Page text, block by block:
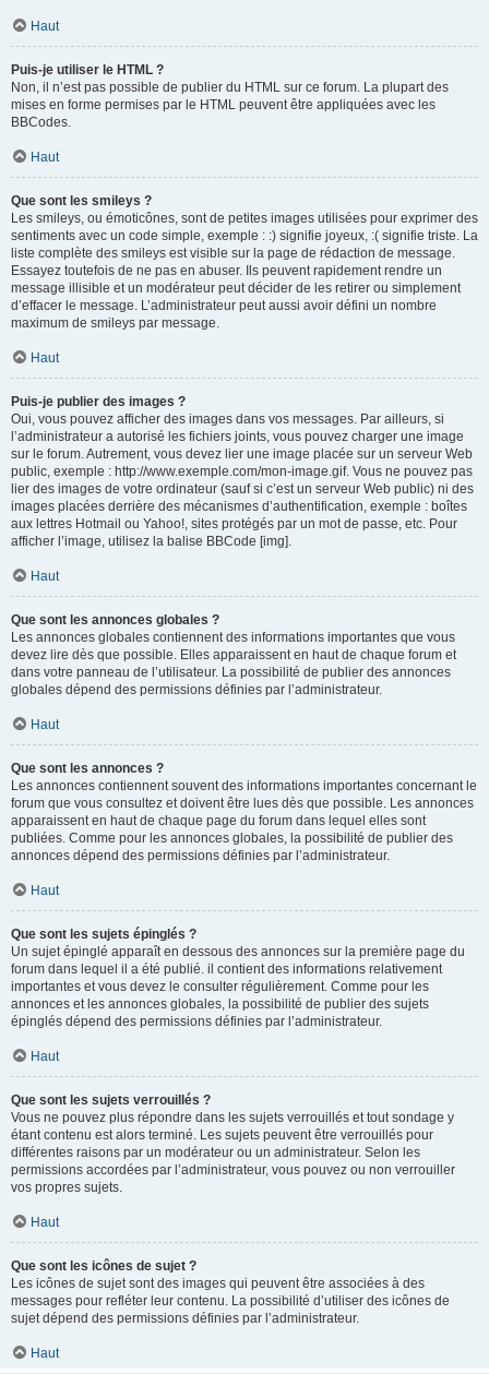
Haut
Puis-je utiliser le HTML ?
Non, il n’est pas possible de publier du HTML sur ce forum. La plupart des
mises en forme permises par le HTML peuvent être appliquées avec les
BBCodes.
Haut
Que sont les smileys ?
Les smileys, ou émoticônes, sont de petites images utilisées pour exprimer des
sentiments avec un code simple, exemple : :) signifie joyeux, :( signifie triste. La
liste complète des smileys est visible sur la page de rédaction de message.
Essayez toutefois de ne pas en abuser. Ils peuvent rapidement rendre un
message illisible et un modérateur peut décider de les retirer ou simplement
d’effacer le message. L’administrateur peut aussi avoir défini un nombre
maximum de smileys par message.
Haut
Puis-je publier des images ?
Oui, vous pouvez afficher des images dans vos messages. Par ailleurs, si
l’administrateur a autorisé les fichiers joints, vous pouvez charger une image
sur le forum. Autrement, vous devez lier une image placée sur un serveur Web
public, exemple : http://www.exemple.com/mon-image.gif. Vous ne pouvez pas
lier des images de votre ordinateur (sauf si c’est un serveur Web public) ni des
images placées derrière des mécanismes d’authentification, exemple : boîtes
aux lettres Hotmail ou Yahoo!, sites protégés par un mot de passe, etc. Pour
afficher l’image, utilisez la balise BBCode [img].
Haut
Que sont les annonces globales ?
Les annonces globales contiennent des informations importantes que vous
devez lire dès que possible. Elles apparaissent en haut de chaque forum et
dans votre panneau de l’utilisateur. La possibilité de publier des annonces
globales dépend des permissions définies par l’administrateur.
Haut
Que sont les annonces ?
Les annonces contiennent souvent des informations importantes concernant le
forum que vous consultez et doivent être lues dès que possible. Les annonces
apparaissent en haut de chaque page du forum dans lequel elles sont
publiées. Comme pour les annonces globales, la possibilité de publier des
annonces dépend des permissions définies par l’administrateur.
Haut
Que sont les sujets épinglés ?
Un sujet épinglé apparaît en dessous des annonces sur la première page du
forum dans lequel il a été publié. il contient des informations relativement
importantes et vous devez le consulter régulièrement. Comme pour les
annonces et les annonces globales, la possibilité de publier des sujets
épinglés dépend des permissions définies par l’administrateur.
Haut
Que sont les sujets verrouillés ?
Vous ne pouvez plus répondre dans les sujets verrouillés et tout sondage y
étant contenu est alors terminé. Les sujets peuvent être verrouillés pour
différentes raisons par un modérateur ou un administrateur. Selon les
permissions accordées par l’administrateur, vous pouvez ou non verrouiller
vos propres sujets.
Haut
Que sont les icônes de sujet ?
Les icônes de sujet sont des images qui peuvent être associées à des
messages pour refléter leur contenu. La possibilité d’utiliser des icônes de
sujet dépend des permissions définies par l’administrateur.
Haut